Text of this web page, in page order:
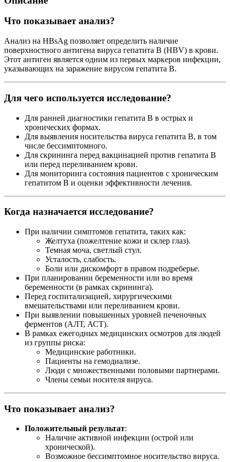
Что показывает анализ?
Анализ на HBsAg позволяет определить наличие
поверхностного антигена вируса гепатита B (HBV) в крови.
Этот антиген является одним из первых маркеров инфекции,
указывающих на заражение вирусом гепатита B.
Для чего используется исследование?
Для ранней диагностики гепатита B в острых и
хронических формах.
Для выявления носительства вируса гепатита B, в том
числе бессимптомного.
Для скрининга перед вакцинацией против гепатита B
или перед переливанием крови.
Для мониторинга состояния пациентов с хроническим
гепатитом B и оценки эффективности лечения.
Когда назначается исследование?
При наличии симптомов гепатита, таких как:
Желтуха (пожелтение кожи и склер глаз).
Темная моча, светлый стул.
Усталость, слабость.
Боли или дискомфорт в правом подреберье.
При планировании беременности или во время
беременности (в рамках скрининга).
Перед госпитализацией, хирургическими
вмешательствами или переливанием крови.
При выявлении повышенных уровней печеночных
ферментов (АЛТ, АСТ).
В рамках ежегодных медицинских осмотров для людей
из группы риска:
Медицинские работники.
Пациенты на гемодиализе.
Люди с множественными половыми партнерами.
Члены семьи носителя вируса.
Что показывает анализ?
Положительный результат:
Наличие активной инфекции (острой или
хронической).
Возможное бессимптомное носительство вируса.